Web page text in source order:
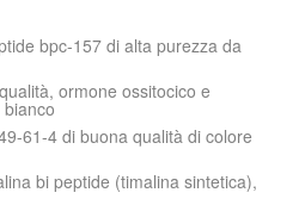
bpc-157 di alta purezza da
ormone ossitocico e
61-4 di buona qualità di colore
bi peptide (timalina sintetica),